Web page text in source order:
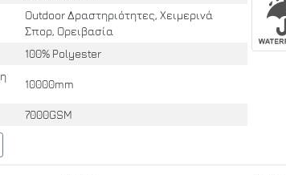
Outdoor Δραστηριότητες, Χειμερινά
Σπορ, Ορειβασία
100% Polyester
10000mm
7000GSM